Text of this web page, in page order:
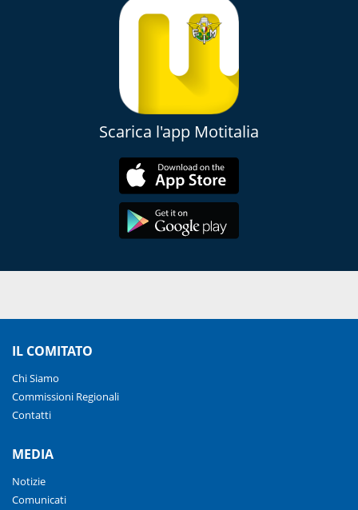
Scarica l'app Motitalia
IL COMITATO
Chi Siamo
Commissioni Regionali
Contatti
MEDIA
Notizie
Comunicati